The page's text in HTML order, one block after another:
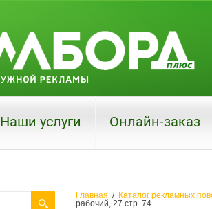
Наши услуги Онлайн-заказ
Главная
  /
Каталог рекламных
рабочий, 27 стр. 74